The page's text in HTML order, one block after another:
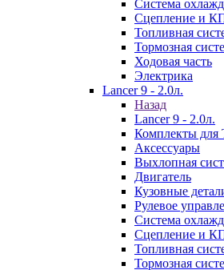
Система
Сцепление и
Топливная
Тормозная
Ходовая часть
Электрика
Lancer 9 - 2.0л.
Назад
Lancer 9 - 2.0л.
Комплекты для
Аксессуары
Выхлопная
Двигатель
Кузовные
Рулевое
Система
Сцепление и
Топливная
Тормозная